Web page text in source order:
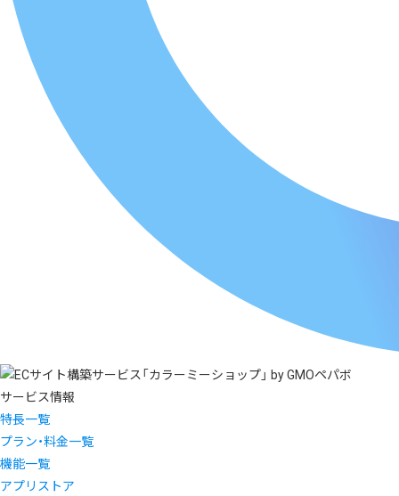
サービス情報
特長一覧
プラン・料金一覧
機能一覧
アプリストア